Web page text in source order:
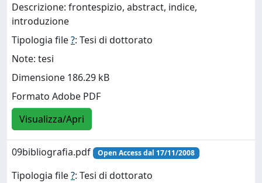
Descrizione: frontespizio, abstract, indice,
introduzione
Tipologia file?: Tesi di dottorato
Note: tesi
Dimensione 186.29 kB
Formato Adobe PDF
Visualizza/Apri
09bibliografia.pdf Open Access dal 17/11/2008
Tipologia file?: Tesi di dottorato